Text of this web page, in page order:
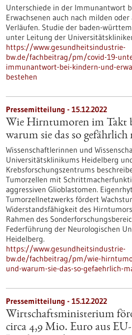
Unterschiede in der Immunantwort
Erwachsenen auch nach milden
Verläufen. Studie der baden-
unter Leitung der
https://www.gesundheitsindustrie-
bw.de/fachbeitrag/pm/covid-19-
immunantwort-bei-kindern-und-
bestehen
Pressemitteilung - 15.12.2022
Wie Hirntumoren im Takt
warum sie das so gefährlich
Wissenschaftlerinnen und
Universitätsklinikums Heidelberg
Krebsforschungszentrums
Tumorzellen mit
aggressiven Glioblastomen.
Tumorzellnetzwerks fördert
Widerstandsfähigkeit des
Rahmen des
Federführung der Neurologischen
Heidelberg.
https://www.gesundheitsindustrie-
bw.de/fachbeitrag/pm/wie-
und-warum-sie-das-so-gefaehrlich-
Pressemitteilung - 15.12.2022
Wirtschaftsministerium
circa 4,9 Mio. Euro aus